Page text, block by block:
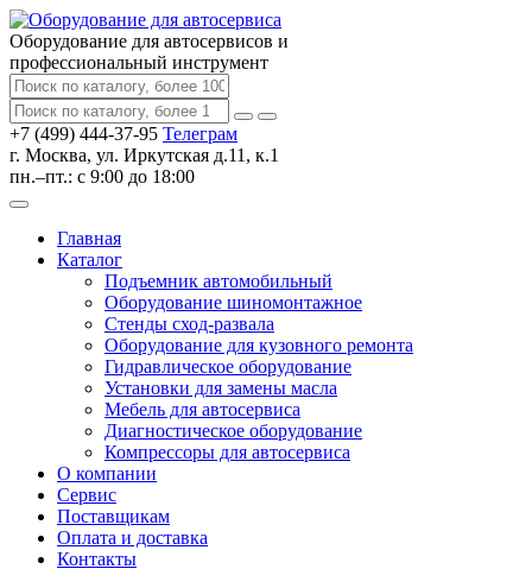
Оборудование для автосервисов и
профессиональный инструмент
+7 (499) 444-37-95 Телеграм
г. Москва, ул. Иркутская д.11, к.1
пн.–пт.: с 9:00 до 18:00
Главная
Каталог
Подъемник автомобильный
Оборудование шиномонтажное
Стенды сход-развала
Оборудование для кузовного ремонта
Гидравлическое оборудование
Установки для замены масла
Мебель для автосервиса
Диагностическое оборудование
Компрессоры для автосервиса
О компании
Сервис
Поставщикам
Оплата и доставка
Контакты